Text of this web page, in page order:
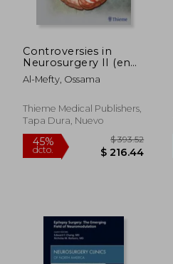
45% $ 292.42
Controversies in
Neurosurgery II (en
Inglés)
Al-Mefty, Ossama
Thieme Medical Publishers,
Tapa Dura, Nuevo